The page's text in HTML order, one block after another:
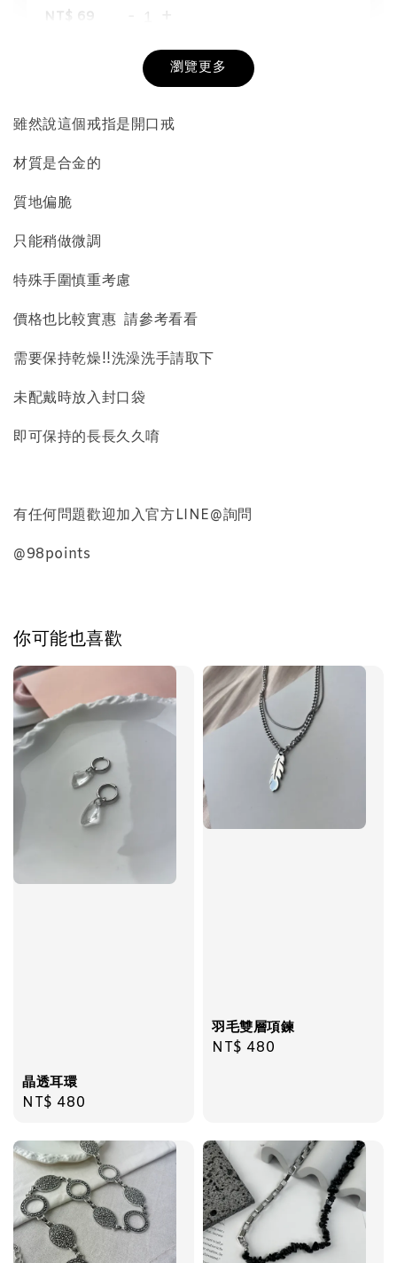
NT$ 69
+
NT$ 298
-
飾品禮物盒
NT$ 69
-
瀏覽更多
雖然說這個戒指是開口戒
材質是合金的
質地偏脆
只能稍做微調
特殊手圍慎重考慮
價格也比較實惠 請參考看看
需要保持乾燥!!洗澡洗手請取下
未配戴時放入封口袋
即可保持的長長久久唷
有任何問題歡迎加入官方LINE@詢問
@98points
你可能也喜歡
晶透耳環
Regular
NT$ 480
羽毛雙層項鍊
Regular
NT$ 480